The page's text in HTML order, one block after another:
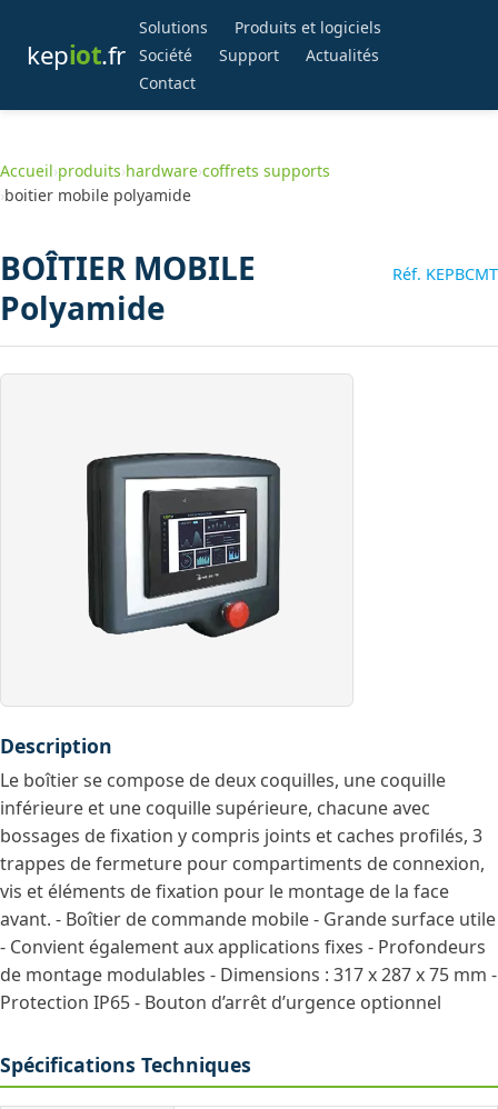
kepiot.fr
Solutions
Produits et logiciels
Société
Support
Actualités
Contact
Accueil›produits›hardware›coffrets supports
›boitier mobile polyamide
BOÎTIER MOBILE
Polyamide
Réf. KEPBCMT
Description
Le boîtier se compose de deux coquilles, une coquille
inférieure et une coquille supérieure, chacune avec
bossages de fixation y compris joints et caches profilés, 3
trappes de fermeture pour compartiments de connexion,
vis et éléments de fixation pour le montage de la face
avant. - Boîtier de commande mobile - Grande surface utile
- Convient également aux applications fixes - Profondeurs
de montage modulables - Dimensions : 317 x 287 x 75 mm -
Protection IP65 - Bouton d’arrêt d’urgence optionnel
Spécifications Techniques